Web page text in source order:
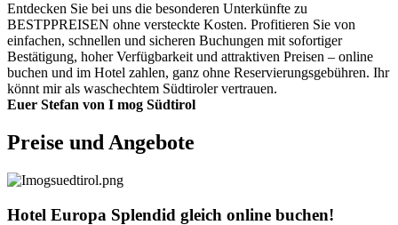
Entdecken Sie bei uns die besonderen Unterkünfte zu
BESTPPREISEN ohne versteckte Kosten. Profitieren Sie von
einfachen, schnellen und sicheren Buchungen mit sofortiger
Bestätigung, hoher Verfügbarkeit und attraktiven Preisen – online
buchen und im Hotel zahlen, ganz ohne Reservierungsgebühren. Ihr
könnt mir als waschechtem Südtiroler vertrauen.
Euer Stefan von I mog Südtirol
Preise und Angebote
Hotel Europa Splendid gleich online buchen!